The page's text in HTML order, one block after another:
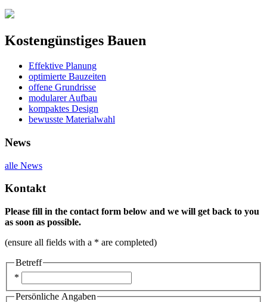
Kostengünstiges Bauen
Effektive Planung
optimierte Bauzeiten
offene Grundrisse
modularer Aufbau
kompaktes Design
bewusste Materialwahl
News
alle News
Kontakt
Please fill in the contact form below and we will get back to you
as soon as possible.
(ensure all fields with a * are completed)
Betreff
*
Persönliche Angaben